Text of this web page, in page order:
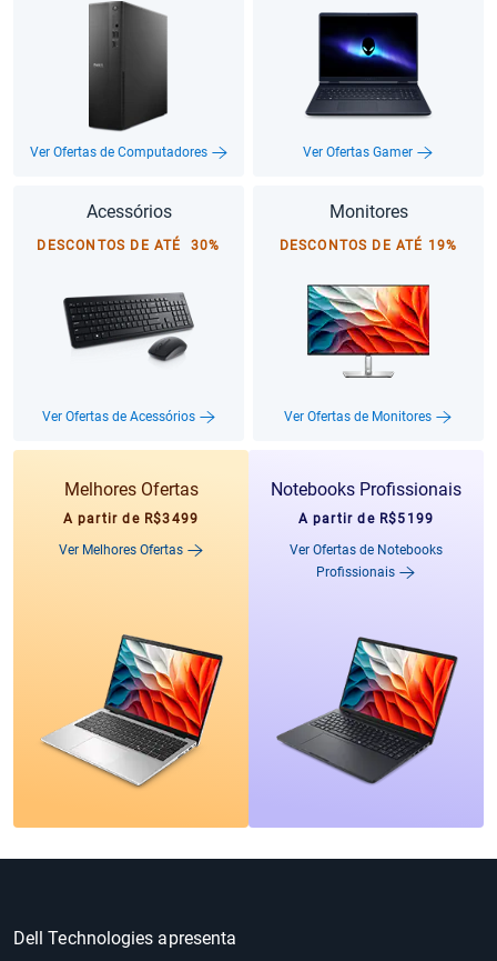
Ver Ofertas de Computadores Ver Ofertas Gamer
Acessórios
DESCONTOS DE ATÉ 30%
Ver Ofertas de Acessórios
Monitores
DESCONTOS DE ATÉ 19%
Ver Ofertas de Monitores
Melhores Ofertas
A partir de R$3499
Ver Melhores Ofertas
Notebooks Profissionais
A partir de R$5199
Ver Ofertas de Notebooks
Profissionais
Dell Technologies apresenta